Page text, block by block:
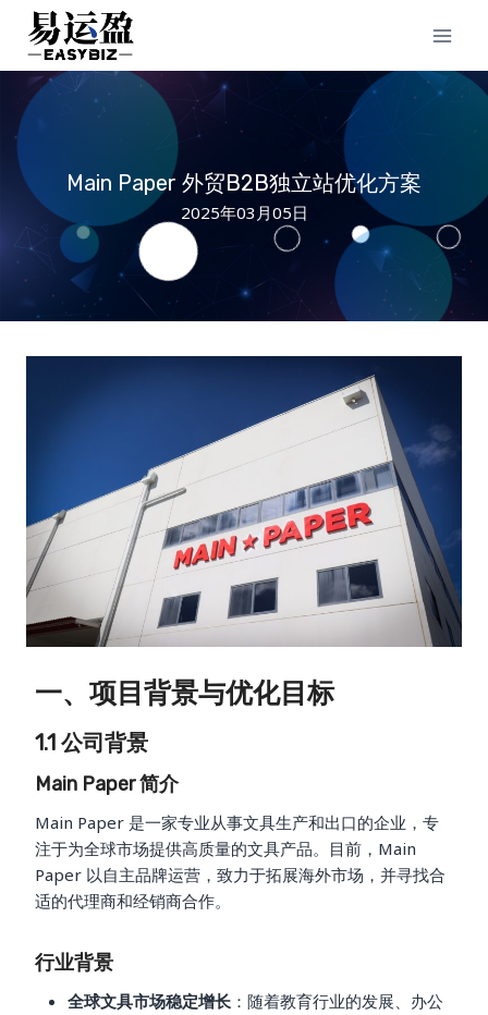
content
Main Paper 外贸B2B独立站优化方案
2025年03月05日
一、项目背景与优化目标
1.1 公司背景
Main Paper 简介
Main Paper 是一家专业从事文具生产和出口的企业，专
注于为全球市场提供高质量的文具产品。目前，Main
Paper 以自主品牌运营，致力于拓展海外市场，并寻找合
适的代理商和经销商合作。
行业背景
全球文具市场稳定增长 ：随着教育行业的发展、办公